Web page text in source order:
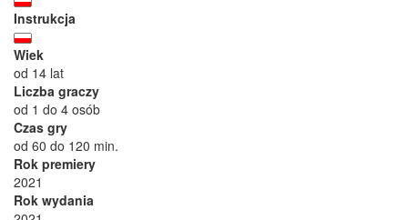
Instrukcja
Wiek
od 14 lat
Liczba graczy
od 1 do 4 osób
Czas gry
od 60 do 120 min.
Rok premiery
2021
Rok wydania